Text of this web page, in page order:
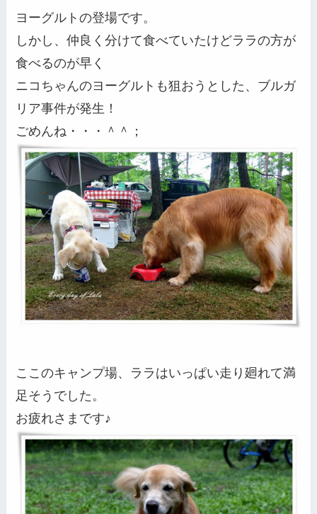
ヨーグルトの登場です。
しかし、仲良く分けて食べていたけどララの方が
食べるのが早く
ニコちゃんのヨーグルトも狙おうとした、ブルガ
リア事件が発生！
ごめんね・・・＾＾；
ここのキャンプ場、ララはいっぱい走り廻れて満
足そうでした。
お疲れさまです♪